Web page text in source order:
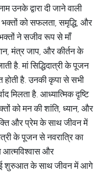
उनके द्वारा दी जाने वाली
को सफलता, समृद्धि, और
ने सजीव रूप से माँ
मंत्र जाप, और कीर्तन के
है. मां सिद्धिदात्री के पूजन
होती है. उनकी कृपा से सभी
मिलता है. आध्यात्मिक दृष्टि
को मन की शांति, ध्यान, और
और प्रेम के साथ जीवन में
के पूजन से नवरात्रि का
आत्मविश्वास और
शुरुआत के साथ जीवन में आगे